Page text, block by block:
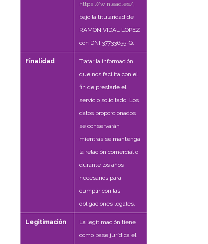
https://winlead.es/,
bajo la titularidad de
RAMÓN VIDAL LÓPEZ
con DNI 37733655-Q.
Finalidad
Tratar la información
que nos facilita con el
fin de prestarle el
servicio solicitado. Los
datos proporcionados
se conservarán
mientras se mantenga
la relación comercial o
durante los años
necesarios para
cumplir con las
obligaciones legales.
Legitimación
La legitimación tiene
como base jurídica el